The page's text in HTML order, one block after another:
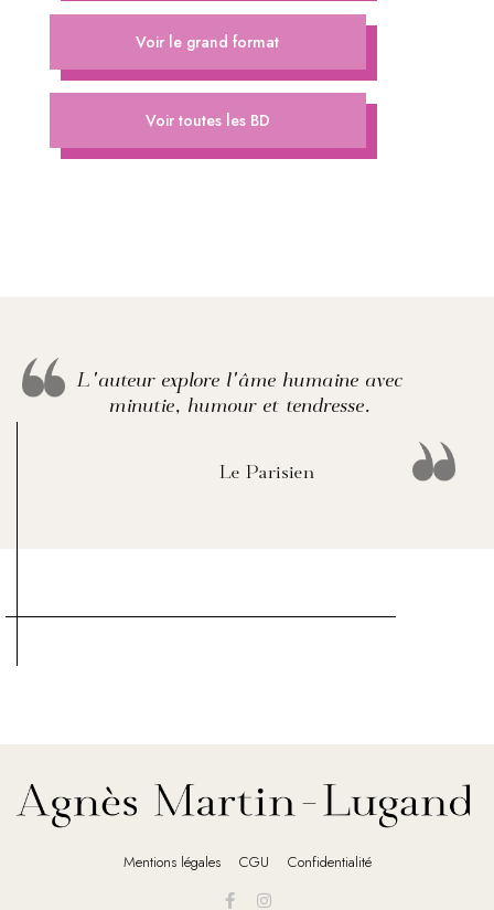
Voir le grand format
Voir toutes les BD
L'auteur explore l'âme humaine avec
minutie, humour et tendresse.
Le Parisien
Mentions légales CGU Confidentialité